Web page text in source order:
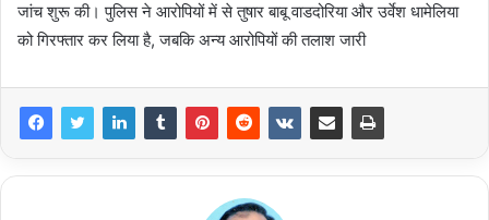
जांच शुरू की। पुलिस ने आरोपियों में से तुषार बाबू वाडदोरिया और उर्वेश धामेलिया
को गिरफ्तार कर लिया है, जबकि अन्य आरोपियों की तलाश जारी